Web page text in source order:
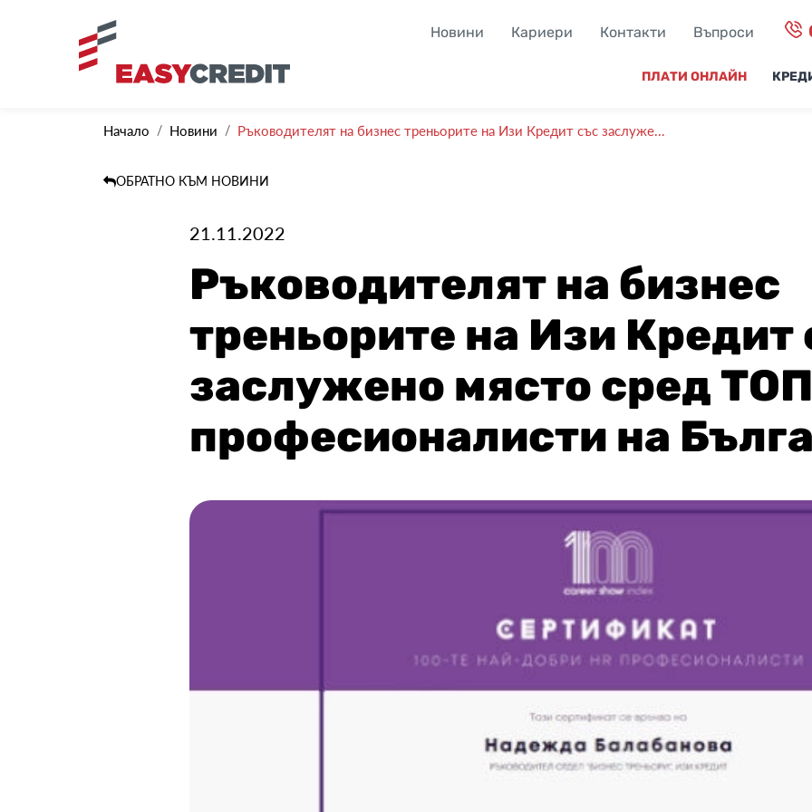
Новини Кариери Контакти Въпроси
ПЛАТИ ОНЛАЙН
Начало Новини Ръководителят на бизнес треньорите на Изи Кредит със заслуже...
ОБРАТНО КЪМ НОВИНИ
21.11.2022
Ръководителят на бизнес
треньорите на Изи Кредит
заслужено място сред
професионалисти на